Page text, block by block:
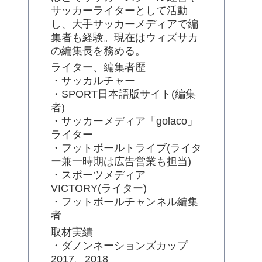
サッカーライターとして活動
し、大手サッカーメディアで編
集者も経験。現在はウィズサカ
の編集長を務める。
ライター、編集者歴
・サッカルチャー
・SPORT日本語版サイト(編集
者)
・サッカーメディア「golaco」
ライター
・フットボールトライブ(ライタ
ー兼一時期は広告営業も担当)
・スポーツメディア
VICTORY(ライター)
・フットボールチャンネル編集
者
取材実績
・ダノンネーションズカップ
2017、2018